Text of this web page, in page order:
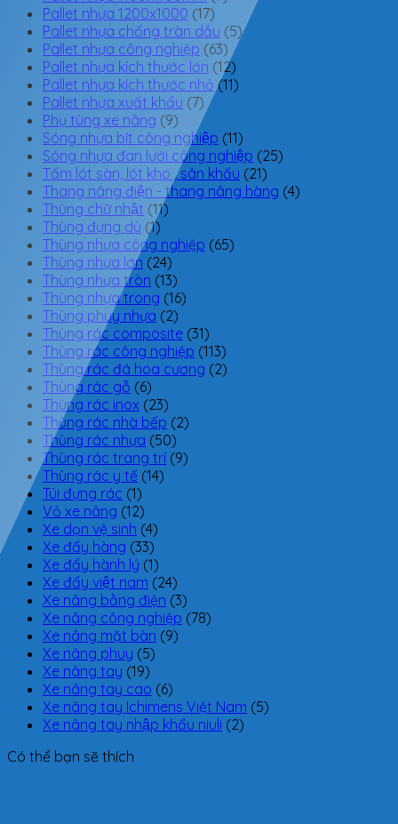
Pallet nhựa 1200x1000 (17)
Pallet nhựa chống tràn dầu (5)
Pallet nhựa công nghiệp (63)
Pallet nhựa kích thước lớn (12)
Pallet nhựa kích thước nhỏ (11)
Pallet nhựa xuất khẩu (7)
Phụ tùng xe nâng (9)
Sóng nhựa bít công nghiệp (11)
Sóng nhựa đan lưới công nghiệp (25)
Tấm lót sàn, lót kho , sân khấu (21)
Thang nâng điện - thang nâng hàng (4)
Thùng chữ nhật (11)
Thùng đựng dù (1)
Thùng nhựa công nghiệp (65)
Thùng nhựa lớn (24)
Thùng nhựa tròn (13)
Thùng nhựa trong (16)
Thùng phuy nhựa (2)
Thùng rác composite (31)
Thùng rác công nghiệp (113)
Thùng rác đá hoa cương (2)
Thùng rác gỗ (6)
Thùng rác inox (23)
Thùng rác nhà bếp (2)
Thùng rác nhựa (50)
Thùng rác trang trí (9)
Thùng rác y tế (14)
Túi đựng rác (1)
Vỏ xe nâng (12)
Xe dọn vệ sinh (4)
Xe đẩy hàng (33)
Xe đẩy hành lý (1)
Xe đẩy việt nam (24)
Xe nâng bằng điện (3)
Xe nâng công nghiệp (78)
Xe nâng mặt bàn (9)
Xe nâng phuy (5)
Xe nâng tay (19)
Xe nâng tay cao (6)
Xe nâng tay Ichimens Việt Nam (5)
Xe nâng tay nhập khẩu niuli (2)
Có thể bạn sẽ thích